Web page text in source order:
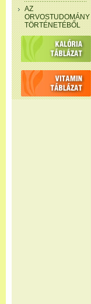
AZ
ORVOSTUDOMÁNY
TÖRTÉNETÉBŐL